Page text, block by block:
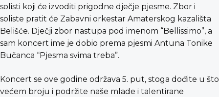
solisti koji će izvoditi prigodne dječje pjesme. Zbor i
soliste pratit će Zabavni orkestar Amaterskog kazališta
Belišće. Dječji zbor nastupa pod imenom “Bellissimo”, a
sam koncert ime je dobio prema pjesmi Antuna Tonike
Bučanca “Pjesma svima treba”.
Koncert se ove godine održava 5. put, stoga dođite u što
većem broju i podržite naše mlade i talentirane